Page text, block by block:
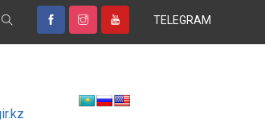
достопримечательностями и
TELEGRAM